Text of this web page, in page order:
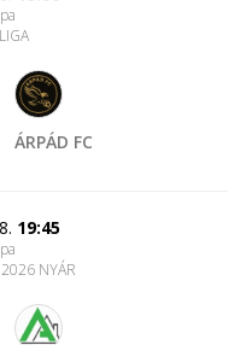
ÁRPÁD FC
19:45
2026 NYÁR